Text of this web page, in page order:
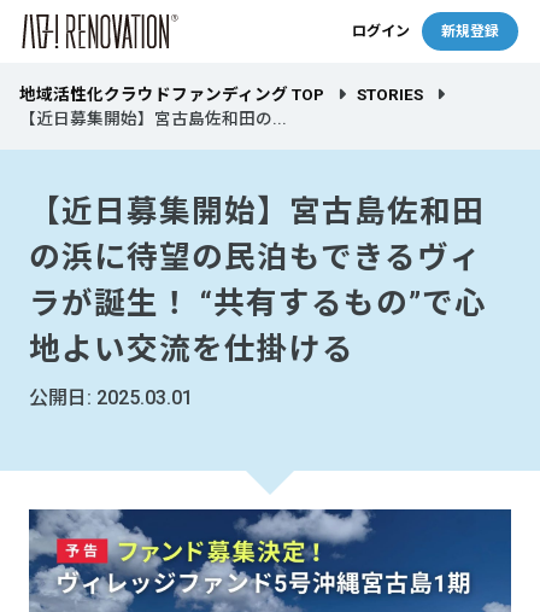
ログイン 新規登録
地域活性化クラウドファンディング TOP
STORIES
【近日募集開始】宮古島佐和田の...
【近日募集開始】宮古島佐和田
の浜に待望の民泊もできるヴィ
ラが誕生！ “共有するもの”で心
地よい交流を仕掛ける
公開日: 2025.03.01